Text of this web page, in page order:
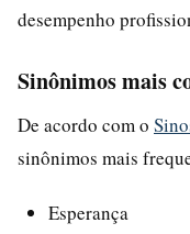
desempenho
Sinônimos mais
De acordo com o
sinônimos mais
Esperança